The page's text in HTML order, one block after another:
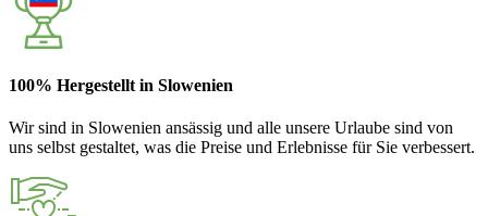
100% Hergestellt in Slowenien
Wir sind in Slowenien ansässig und alle unsere Urlaube sind von
uns selbst gestaltet, was die Preise und Erlebnisse für Sie verbessert.